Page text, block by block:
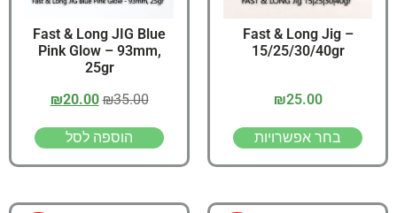
Fast & Long Jig –
15/25/30/40gr
₪25.00
בחר אפשרויות
Fast & Long JIG Blue
Pink Glow – 93mm,
25gr
₪35.00
₪20.00
הוספה לסל